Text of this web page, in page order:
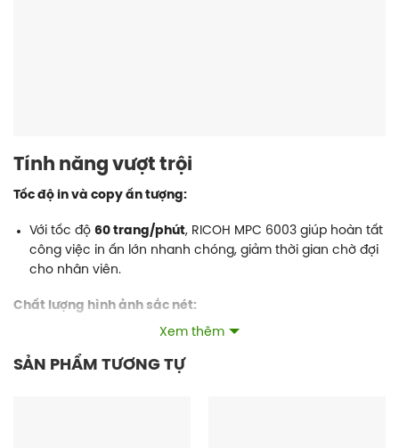
Tính năng vượt trội
Tốc độ in và copy ấn tượng:
Với tốc độ 60 trang/phút, RICOH MPC 6003 giúp hoàn tất
công việc in ấn lớn nhanh chóng, giảm thời gian chờ đợi
cho nhân viên.
Chất lượng hình ảnh sắc nét:
sắc trung thực, lý tưởng cho tài liệu kinh doanh, báo cáo
Xem thêm
SẢN PHẨM TƯƠNG TỰ